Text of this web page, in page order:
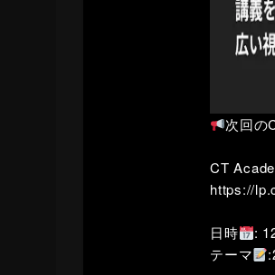
次回の
CT
https://
日時
:
テーマ